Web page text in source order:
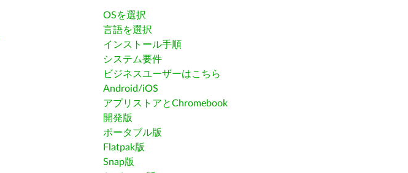
OSを選択
言語を選択
インストール手順
システム要件
ビジネスユーザーはこちら
Android/iOS
アプリストアとChromebook
開発版
ポータブル版
Flatpak版
Snap版